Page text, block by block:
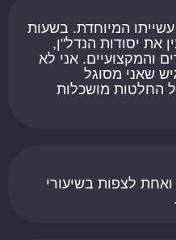
המיוחדת. בשעות
את יסודות הנדל"ן,
והמקצועיים. אני לא
שאני מסוגל
החלטות מושכלות
לצפות בשיעורי